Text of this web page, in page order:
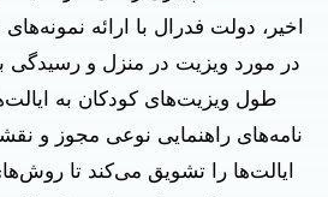
اخیر، دولت فدرال با ارائه نمونه‌های
در مورد ویزیت در منزل و رسیدگی
طول ویزیت‌های کودکان به
نامه‌های راهنمایی نوعی مجوز و
ایالت‌ها را تشویق می‌کند تا